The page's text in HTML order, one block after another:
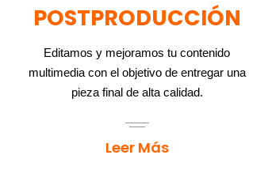
POSTPRODUCCIÓN
Editamos y mejoramos tu contenido
multimedia con el objetivo de entregar una
pieza final de alta calidad.
Leer Más